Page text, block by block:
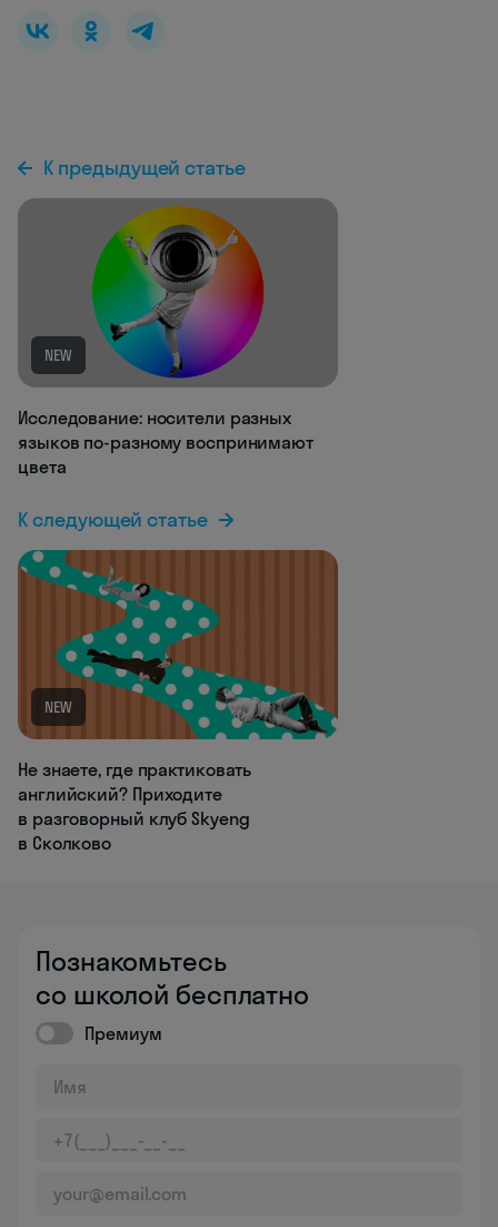
К предыдущей статье
NEW
Исследование: носители разных
языков по-разному воспринимают
цвета
К следующей статье
NEW
Не знаете, где практиковать
английский? Приходите
в разговорный клуб Skyeng
в Сколково
Познакомьтесь
со школой бесплатно
Премиум